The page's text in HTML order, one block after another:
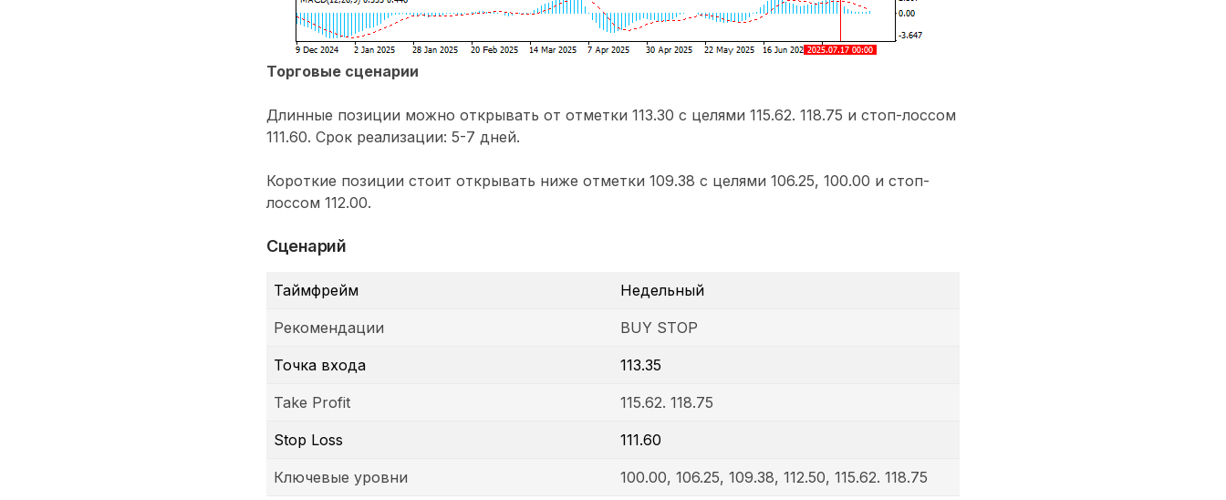
Торговые сценарии
Длинные позиции можно открывать от отметки 113.30 с целями 115.62. 118.75 и стоп-лоссом
111.60. Срок реализации: 5-7 дней.
Короткие позиции стоит открывать ниже отметки 109.38 с целями 106.25, 100.00 и стоп-
лоссом 112.00.
Сценарий
Таймфрейм Недельный
Рекомендации BUY STOP
Точка входа 113.35
Take Profit 115.62. 118.75
Stop Loss 111.60
Ключевые уровни 100.00, 106.25, 109.38, 112.50, 115.62. 118.75